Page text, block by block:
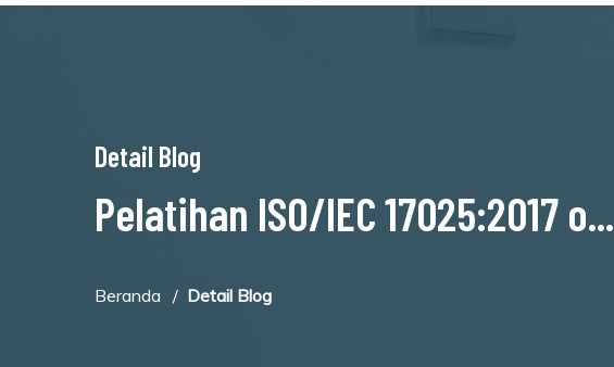
Detail Blog
Pelatihan ISO/IEC 17025:2017 o...
Beranda Detail Blog